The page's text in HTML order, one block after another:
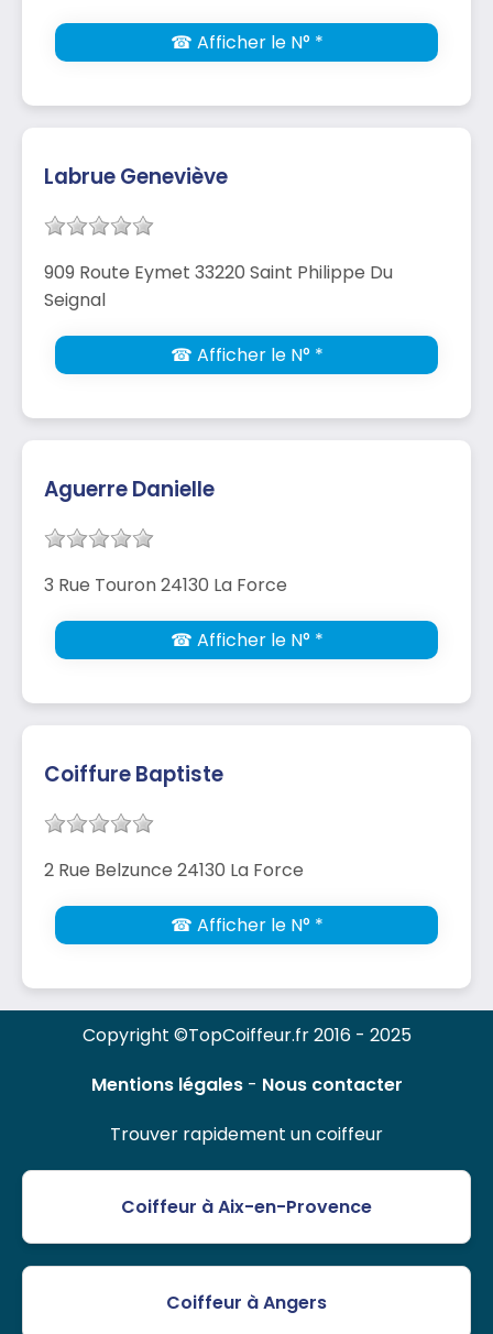
☎ Afficher le N° *
Labrue Geneviève
909 Route Eymet 33220 Saint Philippe Du
Seignal
☎ Afficher le N° *
Aguerre Danielle
3 Rue Touron 24130 La Force
☎ Afficher le N° *
Coiffure Baptiste
2 Rue Belzunce 24130 La Force
☎ Afficher le N° *
Copyright ©TopCoiffeur.fr 2016 - 2025
Mentions légales- Nous contacter
Trouver rapidement un coiffeur
Coiffeur à Aix-en-Provence
Coiffeur à Angers